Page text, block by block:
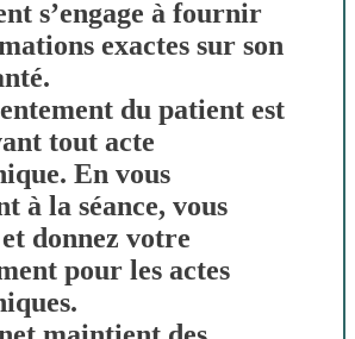
s’engage à fournir
exactes sur son
du patient est
tout acte
En vous
à la séance, vous
donnez votre
pour les actes